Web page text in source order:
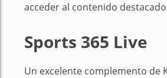
acceder al contenido
Sports 365 Live
Un excelente complemento de